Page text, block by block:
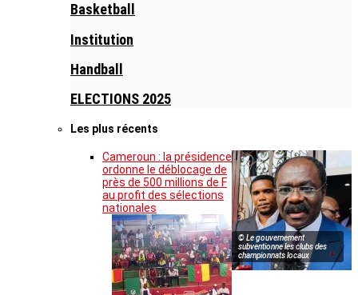
Basketball
Institution
Handball
ELECTIONS 2025
Les plus récents
© Le gouvernement
subventionne les clubs des
championnats locaux
Cameroun : la présidence
ordonne le déblocage de
près de 500 millions de F
au profit des sélections
nationales